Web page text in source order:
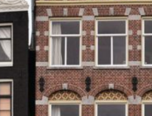
advies
Purmerend
Downloads